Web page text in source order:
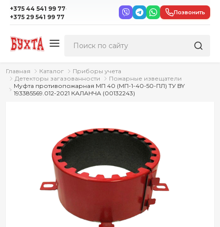
+375 44 541 99 77·
+375 29 541 99 77
Позвонить
Главная Каталог
Приборы учета
Детекторы загазованности
Пожарные извещатели
Муфта противопожарная МП 40 (МП-1-40-50-ПЛ) ТУ BY
193385569.012-2021 КАЛАНЧА (00132243)